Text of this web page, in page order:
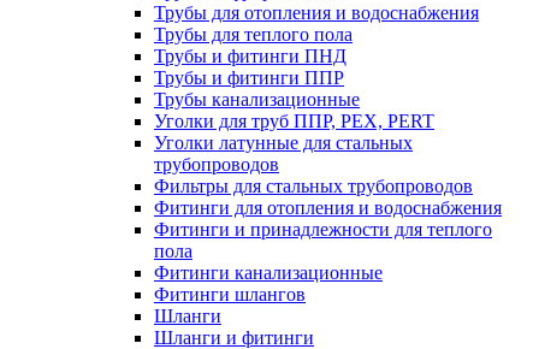
Трубы для отопления и водоснабжения
Трубы для теплого пола
Трубы и фитинги ПНД
Трубы и фитинги ППР
Трубы канализационные
Уголки для труб ППР, PEX, PERT
Уголки латунные для стальных
трубопроводов
Фильтры для стальных трубопроводов
Фитинги для отопления и водоснабжения
Фитинги и принадлежности для теплого
пола
Фитинги канализационные
Фитинги шлангов
Шланги
Шланги и фитинги